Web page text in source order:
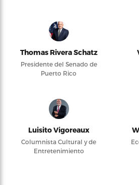
Thomas Rivera Schatz
Presidente del Senado de
Puerto Rico
Luisito Vigoreaux
Columnista Cultural y de
Entretenimiento